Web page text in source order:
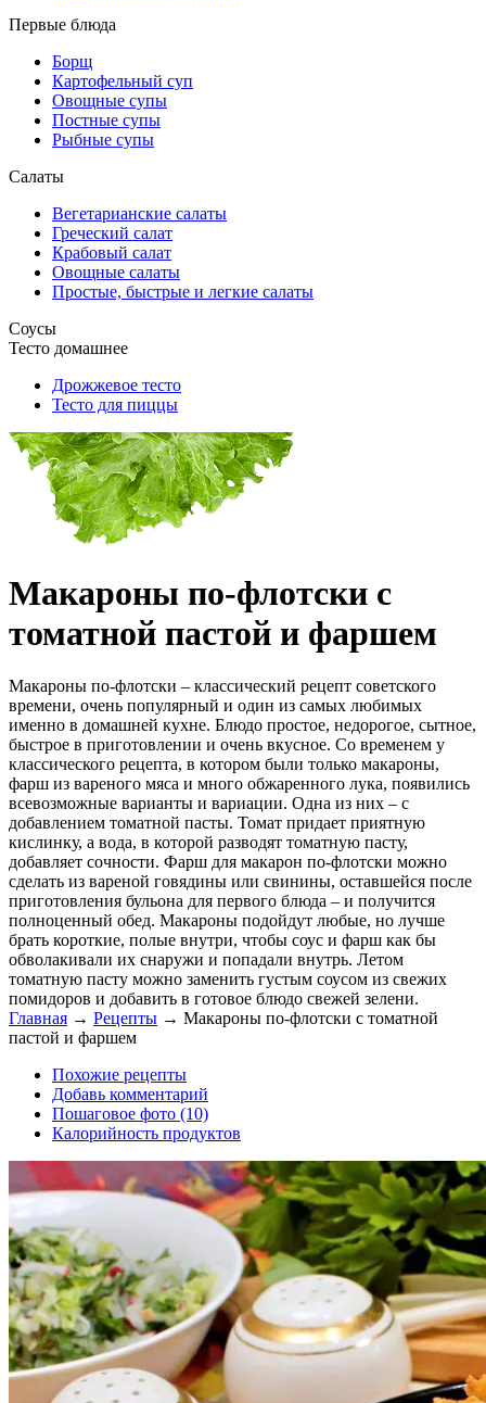
Первые блюда
Борщ
Картофельный суп
Овощные супы
Постные супы
Рыбные супы
Салаты
Вегетарианские салаты
Греческий салат
Крабовый салат
Овощные салаты
Простые, быстрые и легкие салаты
Соусы
Тесто домашнее
Дрожжевое тесто
Тесто для пиццы
Макароны по-флотски с
томатной пастой и фаршем
Макароны по-флотски – классический рецепт советского
времени, очень популярный и один из самых любимых
именно в домашней кухне. Блюдо простое, недорогое, сытное,
быстрое в приготовлении и очень вкусное. Со временем у
классического рецепта, в котором были только макароны,
фарш из вареного мяса и много обжаренного лука, появились
всевозможные варианты и вариации. Одна из них – с
добавлением томатной пасты. Томат придает приятную
кислинку, а вода, в которой разводят томатную пасту,
добавляет сочности. Фарш для макарон по-флотски можно
сделать из вареной говядины или свинины, оставшейся после
приготовления бульона для первого блюда – и получится
полноценный обед. Макароны подойдут любые, но лучше
брать короткие, полые внутри, чтобы соус и фарш как бы
обволакивали их снаружи и попадали внутрь. Летом
томатную пасту можно заменить густым соусом из свежих
помидоров и добавить в готовое блюдо свежей зелени.
Главная → Рецепты → Макароны по-флотски с томатной
пастой и фаршем
Похожие рецепты
Добавь комментарий
Пошаговое фото (10)
Калорийность продуктов